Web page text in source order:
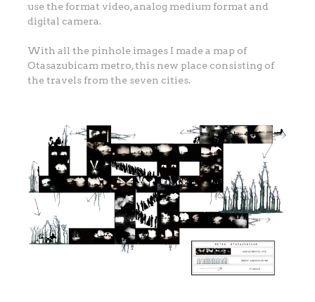
use the format video, analog medium format and
digital camera.
With all the pinhole images I made a map of
Otasazubicam metro, this new place consisting of
the travels from the seven cities.